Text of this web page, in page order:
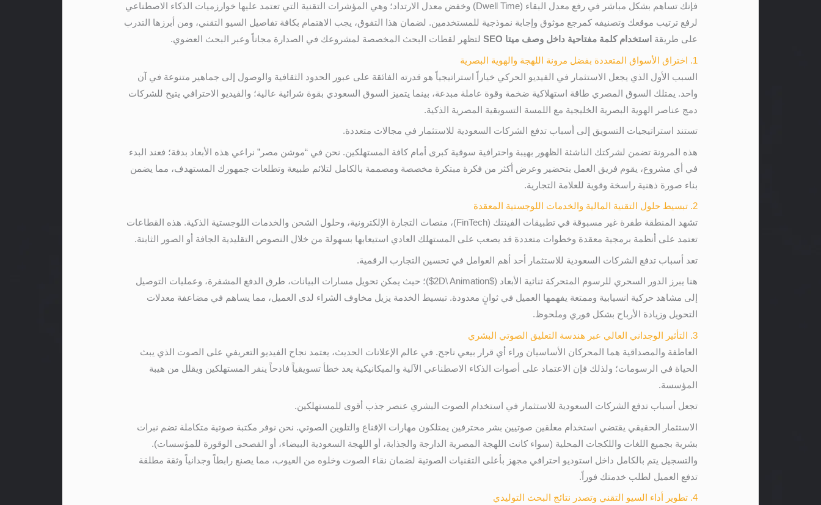
فإنك تساهم بشكل مباشر في رفع معدل البقاء (Dwell Time) وخفض معدل الارتداد؛ وهي المؤشرات التقنية التي تعتمد عليها خوارزميات الذكاء الاصطناعي
لرفع ترتيب موقعك وتصنيفه كمرجع موثوق وإجابة نموذجية للمستخدمين. لضمان هذا التفوق، يجب الاهتمام بكافة تفاصيل السيو التقني، ومن أبرزها التدرب
على طريقة استخدام كلمة مفتاحية داخل وصف ميتا SEO لتظهر لقطات البحث المخصصة لمشروعك في الصدارة مجاناً وعبر البحث العضوي.
1. اختراق الأسواق المتعددة بفضل مرونة اللهجة والهوية البصرية
السبب الأول الذي يجعل الاستثمار في الفيديو الحركي خياراً استراتيجياً هو قدرته الفائقة على عبور الحدود الثقافية والوصول إلى جماهير متنوعة في آن
واحد. يمتلك السوق المصري طاقة استهلاكية ضخمة وقوة عاملة مبدعة، بينما يتميز السوق السعودي بقوة شرائية عالية؛ والفيديو الاحترافي يتيح للشركات
دمج عناصر الهوية البصرية الخليجية مع اللمسة التسويقية المصرية الذكية.
تستند استراتيجيات التسويق إلى أسباب تدفع الشركات السعودية للاستثمار في مجالات متعددة.
هذه المرونة تضمن لشركتك الناشئة الظهور بهيبة واحترافية سوقية كبرى أمام كافة المستهلكين. نحن في “موشن مصر” نراعي هذه الأبعاد بدقة؛ فعند البدء
في أي مشروع، يقوم فريق العمل بتحضير وعرض أكثر من فكرة مبتكرة مخصصة ومصممة بالكامل لتلائم طبيعة وتطلعات جمهورك المستهدف، مما يضمن
بناء صورة ذهنية راسخة وقوية للعلامة التجارية.
2. تبسيط حلول التقنية المالية والخدمات اللوجستية المعقدة
تشهد المنطقة طفرة غير مسبوقة في تطبيقات الفينتك (FinTech)، منصات التجارة الإلكترونية، وحلول الشحن والخدمات اللوجستية الذكية. هذه القطاعات
تعتمد على أنظمة برمجية معقدة وخطوات متعددة قد يصعب على المستهلك العادي استيعابها بسهولة من خلال النصوص التقليدية الجافة أو الصور الثابتة.
تعد أسباب تدفع الشركات السعودية للاستثمار أحد أهم العوامل في تحسين التجارب الرقمية.
هنا يبرز الدور السحري للرسوم المتحركة ثنائية الأبعاد ($2D\ Animation$
)؛ حيث يمكن تحويل مسارات البيانات، طرق الدفع المشفرة، وعمليات التوصيل
إلى مشاهد حركية انسيابية وممتعة يفهمها العميل في ثوانٍ معدودة. تبسيط الخدمة يزيل مخاوف الشراء لدى العميل، مما يساهم في مضاعفة معدلات
التحويل وزيادة الأرباح بشكل فوري وملحوظ.
3. التأثير الوجداني العالي عبر هندسة التعليق الصوتي البشري
العاطفة والمصداقية هما المحركان الأساسيان وراء أي قرار بيعي ناجح. في عالم الإعلانات الحديث، يعتمد نجاح الفيديو التعريفي على الصوت الذي يبث
الحياة في الرسومات؛ ولذلك فإن الاعتماد على أصوات الذكاء الاصطناعي الآلية والميكانيكية يعد خطأ تسويقياً فادحاً ينفر المستهلكين ويقلل من هيبة
المؤسسة.
تجعل أسباب تدفع الشركات السعودية للاستثمار في استخدام الصوت البشري عنصر جذب أقوى للمستهلكين.
الاستثمار الحقيقي يقتضي استخدام معلقين صوتيين بشر محترفين يمتلكون مهارات الإقناع والتلوين الصوتي. نحن نوفر مكتبة صوتية متكاملة تضم نبرات
بشرية بجميع اللغات واللكجات المحلية (سواء كانت اللهجة المصرية الدارجة والجذابة، أو اللهجة السعودية البيضاء، أو الفصحى الوقورة للمؤسسات).
والتسجيل يتم بالكامل داخل استوديو احترافي مجهز بأعلى التقنيات الصوتية لضمان نقاء الصوت وخلوه من العيوب، مما يصنع رابطاً وجدانياً وثقة مطلقة
تدفع العميل لطلب خدمتك فوراً.
4. تطوير أداء السيو التقني وتصدر نتائج البحث التوليدي